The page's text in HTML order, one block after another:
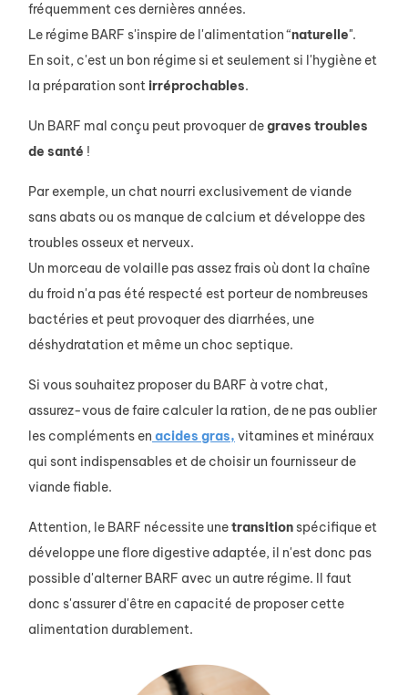
fréquemment ces dernières années.
Le régime BARF s'inspire de l'alimentation “naturelle".
En soit, c'est un bon régime si et seulement si l'hygiène et
la préparation sontirréprochables.
Un BARF mal conçu peut provoquer degraves troubles
de santé !
Par exemple, un chat nourri exclusivement de viande
sans abats ou os manque de calcium et développe des
troubles osseux et nerveux.
Un morceau de volaille pas assez frais où dont la chaîne
du froid n'a pas été respecté est porteur de nombreuses
bactéries et peut provoquer des diarrhées, une
déshydratation et même un choc septique.
Si vous souhaitez proposer du BARF à votre chat,
assurez-vous de faire calculer la ration, de ne pas oublier
les compléments en acides gras, vitamines et minéraux
qui sont indispensables et de choisir un fournisseur de
viande fiable.
Attention, le BARF nécessite unetransitionspécifique et
développe une flore digestive adaptée, il n'est donc pas
possible d'alterner BARF avec un autre régime. Il faut
donc s'assurer d'être en capacité de proposer cette
alimentation durablement.